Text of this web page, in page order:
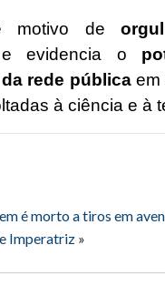
motivo de
evidencia o
rede públicaem
à ciência e à
é morto a tiros em
Imperatriz »